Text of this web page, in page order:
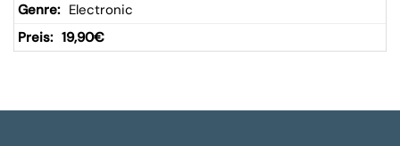
Electronic
19,90€